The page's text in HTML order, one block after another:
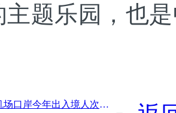
主题乐园，也
前一篇：深圳机场口岸今年出入境人次突破300万，创历史同期新高